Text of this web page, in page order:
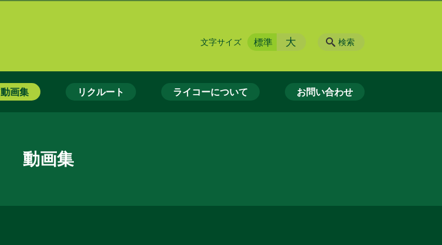
動画集 リクルート ライコーについて お問い合わせ
検索
文字サイズ 標準 大
動画集